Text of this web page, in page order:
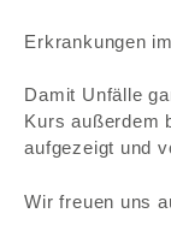
Erkrankungen
Damit Unfälle
Kurs außerdem
aufgezeigt und
Wir freuen uns